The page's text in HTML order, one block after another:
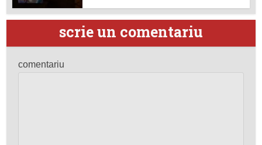
scrie un comentariu
comentariu